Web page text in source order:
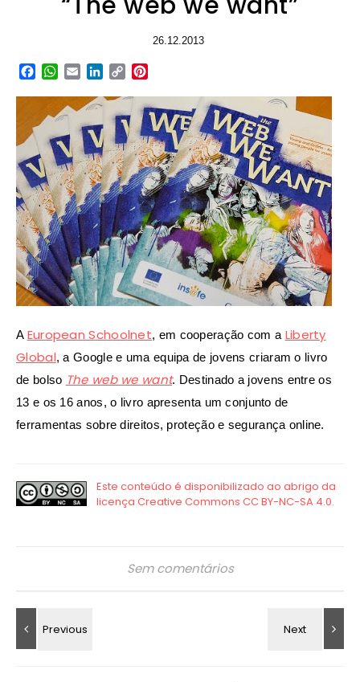
26.12.2013
Facebook
WhatsApp
EmailLinkedIn
Copy
A European Schoolnet, em cooperação com a Liberty
Global, a Google e uma equipa de jovens criaram o livro
de bolso The web we want. Destinado a jovens entre os
13 e os 16 anos, o livro apresenta um conjunto de
ferramentas sobre direitos, proteção e segurança online.
Sem comentários